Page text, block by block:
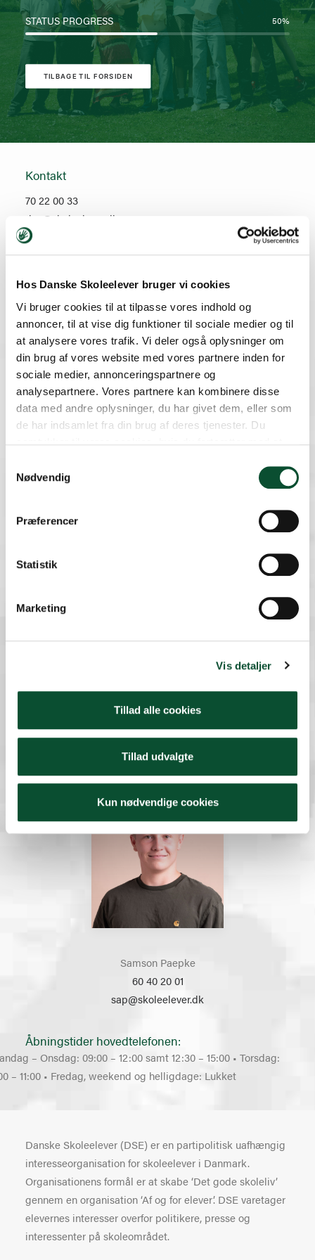
Hos Danske Skoleelever bruger vi cookies
Vi bruger cookies til at tilpasse vores indhold og
annoncer, til at vise dig funktioner til sociale medier og til
at analysere vores trafik. Vi deler også oplysninger om
din brug af vores website med vores partnere inden for
sociale medier, annonceringspartnere og
analysepartnere. Vores partnere kan kombinere disse
data med andre oplysninger, du har givet dem, eller som
de har indsamlet fra din brug af deres tjenester. Du
Nødvendig
Præferencer
Statistik
Marketing
Vis detaljer
Tillad alle cookies
Tillad udvalgte
Kun nødvendige cookies
STATUS PROGRESS 50%
TILBAGE TIL FORSIDEN
Kontakt
70 22 00 33
dse@skoleelever.dk
Om os
Kontakt
Om Danske Skoleelever
Job hos DSE
formand@skoleelever.dk
Næstformand
Samson Paepke
60 40 20 01
sap@skoleelever.dk
Åbningstider hovedtelefonen:
– Onsdag: 09:00 – 12:00 samt 12:30 – 15:00 • Torsdag:
– 11:00 • Fredag, weekend og helligdage: Lukket
Danske Skoleelever (DSE) er en partipolitisk uafhængig
interesseorganisation for skoleelever i Danmark.
Organisationens formål er at skabe ‘Det gode skoleliv’
gennem en organisation ‘Af og for elever’. DSE varetager
elevernes interesser overfor politikere, presse og
interessenter på skoleområdet.